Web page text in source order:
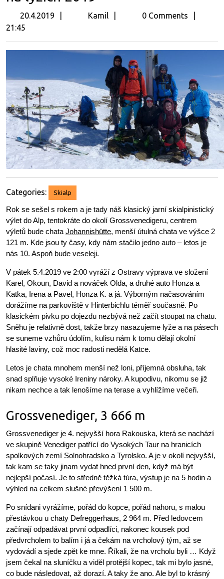
20.4.2019 20.4.2019
Kamil Kamil0 Comments
21:45
Categories: Skialp
Rok se sešel s rokem a je tady náš klasický jarní skialpinistický
výlet do Alp, tentokráte do okolí Grossvenedigeru, centrem
výletů bude chata Johannishütte, menší útulná chata ve výšce 2
121 m. Kde jsou ty časy, kdy nám stačilo jedno auto – letos je
nás 10. Aspoň bude veseleji.
V pátek 5.4.2019 ve 2:00 vyráží z Ostravy výprava ve složení
Karel, Okoun, David a nováček Olda, a druhé auto Honza a
Katka, Irena a Pavel, Honza K. a já. Výborným načasováním
dorážíme na parkoviště v Hinterbichlu téměř současně. Po
klasickém pivku po dojezdu nezbývá než začít stoupat na chatu.
Sněhu je relativně dost, takže brzy nasazujeme lyže a na pásech
se suneme vzhůru údolím, kulisu nám k tomu dělají okolní
hlasité laviny, což moc radosti nedělá Katce.
Letos je chata mnohem menší než loni, příjemná obsluha, tak
snad splňuje vysoké Ireniny nároky. A kupodivu, nikomu se již
nikam nechce a tak lenošíme na terase a vyhlížíme večeři.
Grossvenediger, 3 666 m
Grossvenediger je 4. nejvyšší hora Rakouska, která se nachází
ve skupině Venediger patřící do Vysokých Taur na hranicích
spolkových zemí Solnohradsko a Tyrolsko. A je v okolí nejvyšší,
tak kam se taky jinam vydat hned první den, když má být
nejlepší počasí. Je to středně těžká túra, výstup je na 5 hodin a
výhled na celkem slušné převýšení 1 500 m.
Po snídani vyrážíme, pořád do kopce, pořád nahoru, s malou
přestávkou u chaty Defreggerhaus, 2 964 m. Před ledovcem
začínají odpadávat první odpadlíci, nakonec kousek pod
předvrcholem to balím i já a čekám na vrcholový tým, až se
vydovádí a sjede zpět ke mne. Říkali, že na vrcholu byli … Když
jsem čekal na sluníčku a viděl protější kopec, tak mi bylo jasné,
co bude následovat, až dorazí. A taky že ano. Ale byl to krásný